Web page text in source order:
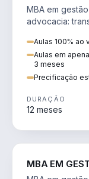
MBA em
advocacia:
Aulas 100% ao
Aulas em
3 meses
Precificação
DURAÇÃO
12 meses
MBA EM